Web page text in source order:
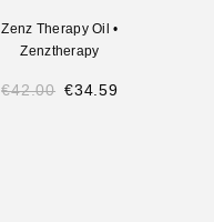
Zenz Therapy Oil
•
Zenztherapy
€42.00 €34.59